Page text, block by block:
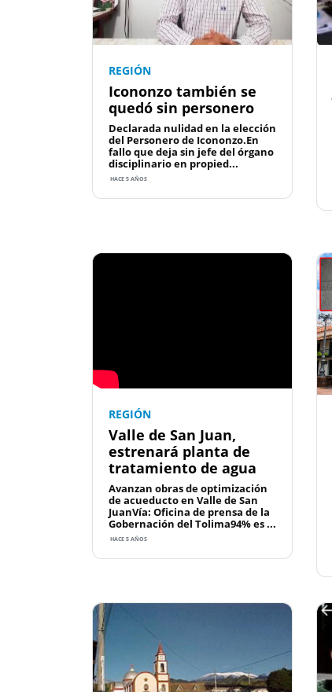
REGIÓN
Icononzo también se
quedó sin personero
Declarada nulidad en la elección
del Personero de Icononzo.En
fallo que deja sin jefe del órgano
disciplinario en propied...
HACE 5 AÑOS
REGIÓN
Valle de San Juan,
estrenará planta de
tratamiento de agua
Avanzan obras de optimización
de acueducto en Valle de San
JuanVía: Oficina de prensa de la
Gobernación del Tolima94% es ...
HACE 5 AÑOS